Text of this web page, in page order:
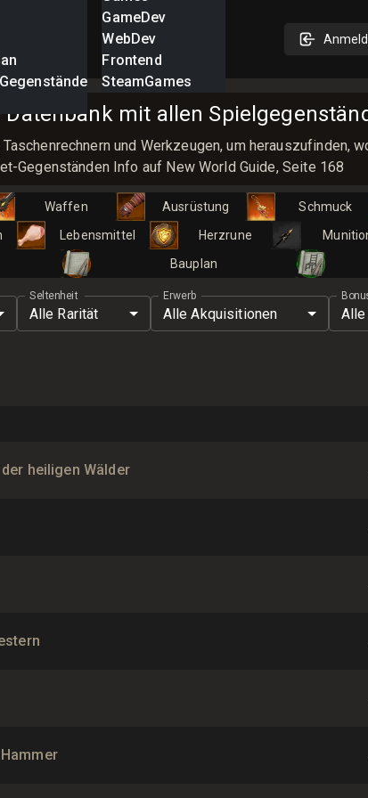
GameDev
WebDev
Frontend
SteamGames
mit allen
und Werkzeugen, um herauszufinden,
Gegenständen Info auf New World Guide, Seite 168
Waffen Ausrüstung Schmuck
Lebensmittel Herzrune
Bauplan
Seltenheit
Alle Rarität
Erwerb
Alle Akquisitionen
heiligen Wälder